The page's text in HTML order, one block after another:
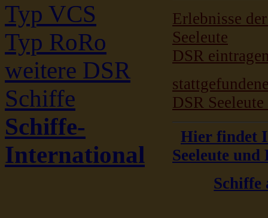
Typ VCS
Typ RoRo
weitere DSR
Schiffe
Schiffe-
International
Erlebnisse
Seeleute
DSR
DSR
Hier findet
Seeleute und
Schiffe